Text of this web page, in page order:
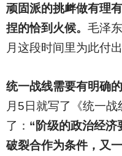
顽固派的挑衅做有理
捏的恰到火候。 毛泽
月这段时间里为此付
统一战线需要有明确
月5日就写了《统一
了： “阶级的政治经济
破裂合作为条件，又